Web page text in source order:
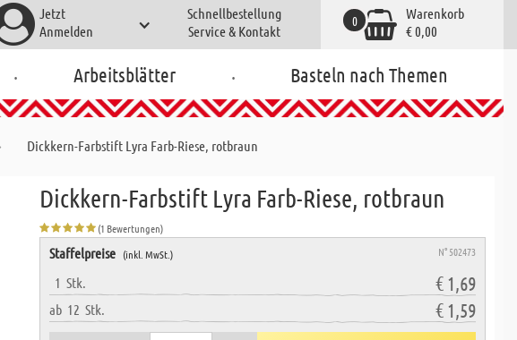
Jetzt
Anmelden
Schnellbestellung
Service & Kontakt
Warenkorb
€ 0,00
0
. Arbeitsblätter . Basteln nach Themen
Dickkern-Farbstift Lyra Farb-Riese, rotbraun
Dickkern-Farbstift Lyra Farb-Riese, rotbraun
(1 Bewertungen)
Staffelpreise (inkl. MwSt.) N° 502473
1Stk. € 1,69
ab 12Stk. € 1,59